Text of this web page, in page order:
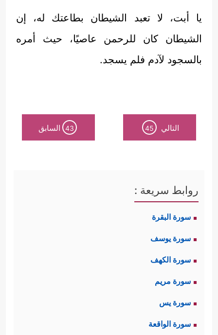
يا أبت، لا تعبد الشيطان بطاعتك له، إن
الشيطان كان للرحمن عاصيًا، حيث أمره
بالسجود لآدم فلم يسجد.
التالي 45
43 السابق
روابط سريعة :
سورة البقرة
سورة يوسف
سورة الكهف
سورة مريم
سورة يس
سورة الواقعة